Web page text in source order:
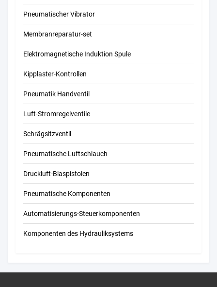
Pneumatischer Vibrator
Membranreparatur-set
Elektromagnetische Induktion Spule
Kipplaster-Kontrollen
Pneumatik Handventil
Luft-Stromregelventile
Schrägsitzventil
Pneumatische Luftschlauch
Druckluft-Blaspistolen
Pneumatische Komponenten
Automatisierungs-Steuerkomponenten
Komponenten des Hydrauliksystems